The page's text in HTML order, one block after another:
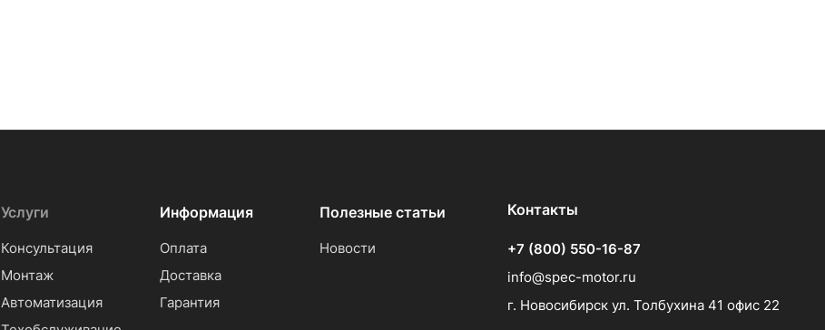
Услуги
Консультация
Монтаж
Автоматизация
Информация
Оплата
Доставка
Гарантия
Полезные статьи
Новости
Контакты
+7 (800) 550-16-87
info@spec-motor.ru
г. Новосибирск ул. Толбухина 41 офис 22